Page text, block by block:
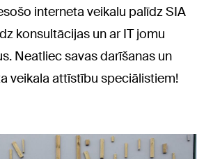
interneta veikalu palīdz SIA
konsultācijas un ar IT jomu
Neatliec savas darīšanas un
veikala attīstību speciālistiem!